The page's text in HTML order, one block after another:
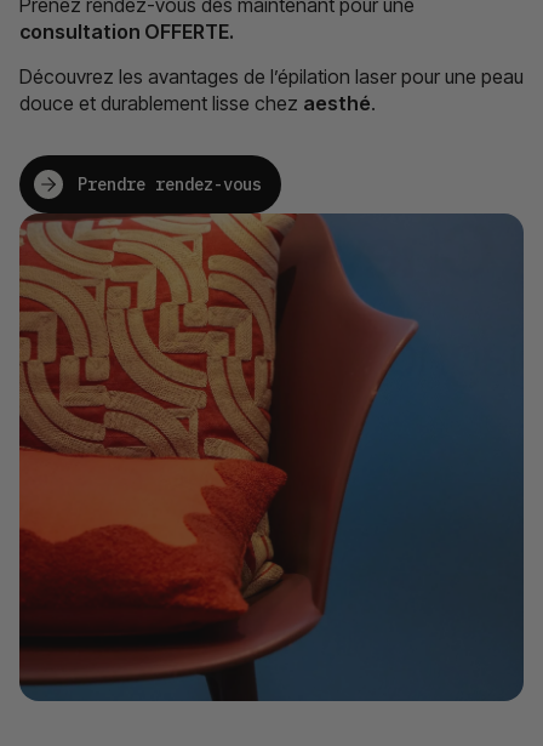
Prenez rendez-vous dès maintenant pour une
consultation OFFERTE.
Découvrez les avantages de l’épilation laser pour une peau
douce et durablement lisse chez aesthé.
Prendre rendez-vous